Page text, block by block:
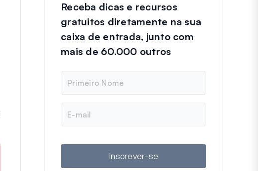
Receba dicas e recursos
gratuitos diretamente na sua
caixa de entrada, junto com
mais de 60.000 outros
m
e
m
i
Inscrever-se